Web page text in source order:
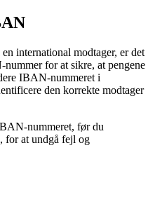
international modtager, er det
for at sikre, at pengene
IBAN-nummeret i
den korrekte modtager
nummeret, før du
for at undgå fejl og